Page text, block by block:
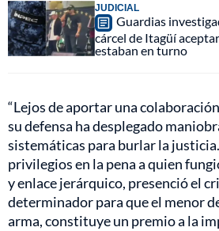
JUDICIAL
Guardias
cárcel de Itagüí
estaban en turno
“Lejos de aportar una
su defensa ha desplegado
sistemáticas para burlar la
privilegios en la pena a quien
y enlace jerárquico, presenció el
determinador para que el menor
arma, constituye un premio a la